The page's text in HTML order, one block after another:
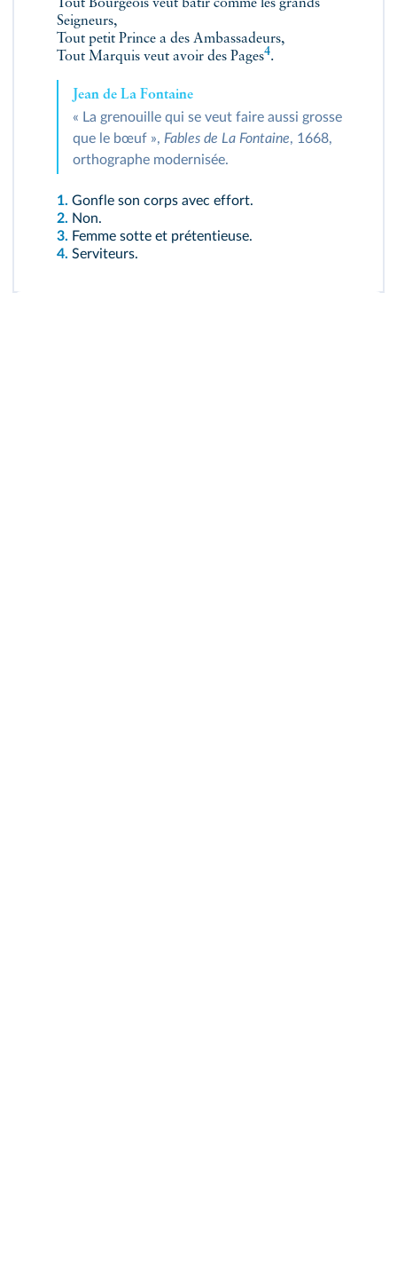
Tout Bourgeois veut bâtir comme les grands
Seigneurs,
Tout petit Prince a des Ambassadeurs,
Tout Marquis veut avoir des Pages4.
Jean de La Fontaine
« La grenouille qui se veut faire aussi grosse
que le bœuf », Fables de La Fontaine, 1668,
orthographe modernisée.
1. Gonfle son corps avec effort.
2. Non.
3. Femme sotte et prétentieuse.
4. Serviteurs.